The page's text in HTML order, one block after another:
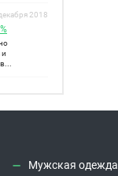
2018
и
Мужская одежда